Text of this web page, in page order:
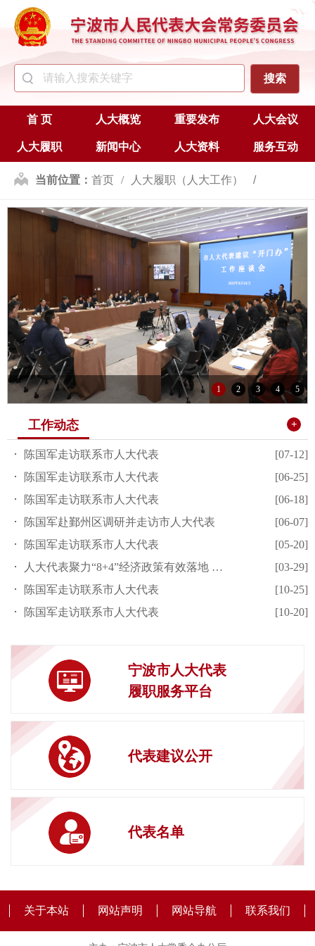
首 页 人大概览 重要发布 人大会议
人大履职 新闻中心 人大资料 服务互动
当前位置： 首页 人大履职（人大工作）
代表工作
1 2 3 4 5
工作动态 +
陈国军走访联系市人大代表
[07-12]
陈国军走访联系市人大代表
[06-25]
陈国军走访联系市人大代表
[06-18]
陈国军赴鄞州区调研并走访市人大代表
[06-07]
陈国军走访联系市人大代表
[05-20]
人大代表聚力“8+4”经济政策有效落地 推动宁波经济高质量发...
[03-29]
陈国军走访联系市人大代表
[10-25]
陈国军走访联系市人大代表
[10-20]
宁波市人大代表
履职服务平台
代表建议公开
代表名单
关于本站 网站声明 网站导航 联系我们